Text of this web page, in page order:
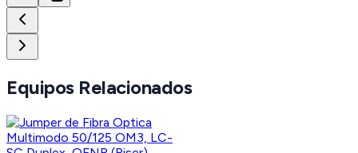
Equipos Relacionados